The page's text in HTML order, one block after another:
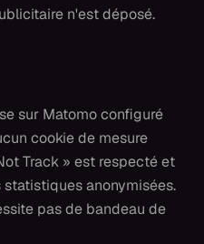
n'est déposé.
sur Matomo configuré
cookie de mesure
Track » est respecté et
anonymisées.
pas de bandeau de